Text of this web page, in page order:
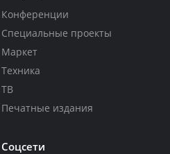
Конференции
Специальные проекты
Маркет
Техника
ТВ
Печатные издания
Соцсети